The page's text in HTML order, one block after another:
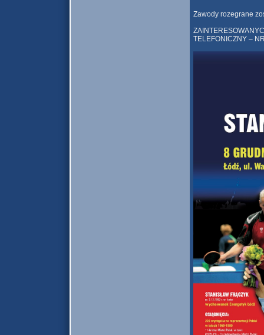
Zawody rozegrane
TELEFONICZNY –